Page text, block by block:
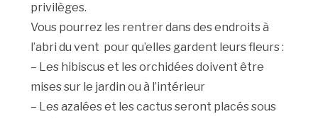
privilèges.
Vous pourrez les rentrer dans des endroits à
l’abri du vent pour qu’elles gardent leurs fleurs :
– Les hibiscus et les orchidées doivent être
mises sur le jardin ou à l’intérieur
– Les azalées et les cactus seront placés sous